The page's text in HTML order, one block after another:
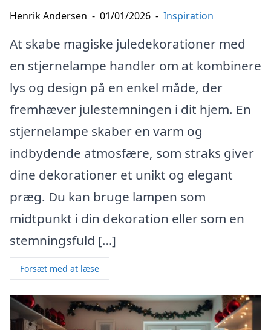
Henrik Andersen - 01/01/2026 - Inspiration
At skabe magiske juledekorationer med
en stjernelampe handler om at kombinere
lys og design på en enkel måde, der
fremhæver julestemningen i dit hjem. En
stjernelampe skaber en varm og
indbydende atmosfære, som straks giver
dine dekorationer et unikt og elegant
præg. Du kan bruge lampen som
midtpunkt i din dekoration eller som en
stemningsfuld […]
Forsæt med at læse